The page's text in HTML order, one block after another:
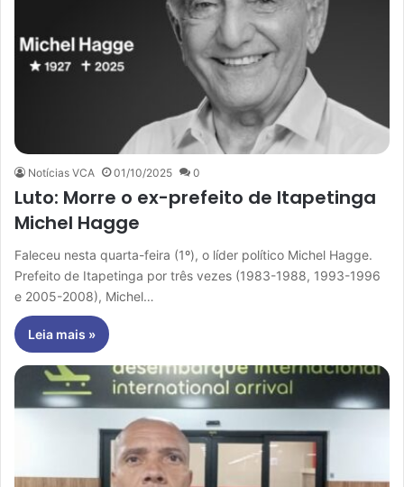
Notícias VCA 01/10/2025 0
Luto: Morre o ex-prefeito de Itapetinga
Michel Hagge
Faleceu nesta quarta-feira (1º), o líder político Michel Hagge.
Prefeito de Itapetinga por três vezes (1983-1988, 1993-1996
e 2005-2008), Michel…
Leia mais »